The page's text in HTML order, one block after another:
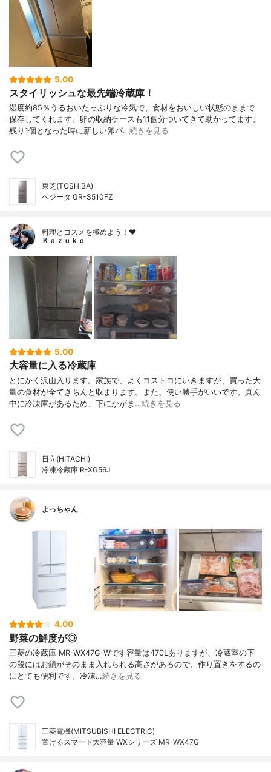
5.00
スタイリッシュな最先端冷蔵庫！
湿度約85％うるおいたっぷりな冷気で、食材をおいしい状態のままで
保存してくれます。卵の収納ケースも11個分ついてきて助かってます。
残り1個となった時に新しい卵パ…続きを見る
東芝(TOSHIBA)
ベジータ GR-S510FZ
料理とコスメを極めよう！♥
Ｋａｚｕｋｏ
5.00
大容量に入る冷蔵庫
とにかく沢山入ります。家族で、よくコストコにいきますが、買った大
量の食材が全てきちんと収まります。また、使い勝手がいいです。真ん
中に冷凍庫があるため、下にかがま…続きを見る
日立(HITACHI)
冷凍冷蔵庫 R-XG56J
よっちゃん
4.00
野菜の鮮度が◎
三菱の冷蔵庫 MR-WX47G-Wです容量は470Lありますが、冷蔵室の下
の段にはお鍋がそのまま入れられる高さがあるので、作り置きをするの
にとても便利です。冷凍…続きを見る
三菱電機(MITSUBISHI ELECTRIC)
置けるスマート大容量 WXシリーズ MR-WX47G